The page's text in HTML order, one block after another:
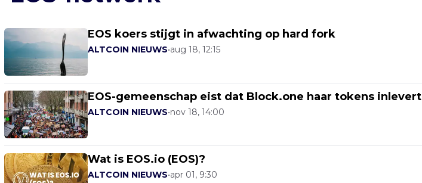
EOS koers stijgt in afwachting op hard fork
ALTCOIN NIEUWS•aug 18, 12:15
EOS-gemeenschap eist dat Block.one haar tokens inlevert
ALTCOIN NIEUWS•nov 18, 14:00
Wat is EOS.io (EOS)?
ALTCOIN NIEUWS•apr 01, 9:30